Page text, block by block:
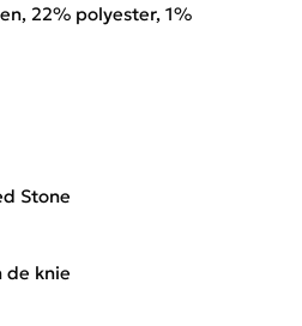
22% polyester, 1%
Stone
de knie